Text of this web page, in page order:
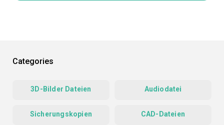
Categories
3D-Bilder Dateien Audiodatei
Sicherungskopien CAD-Dateien